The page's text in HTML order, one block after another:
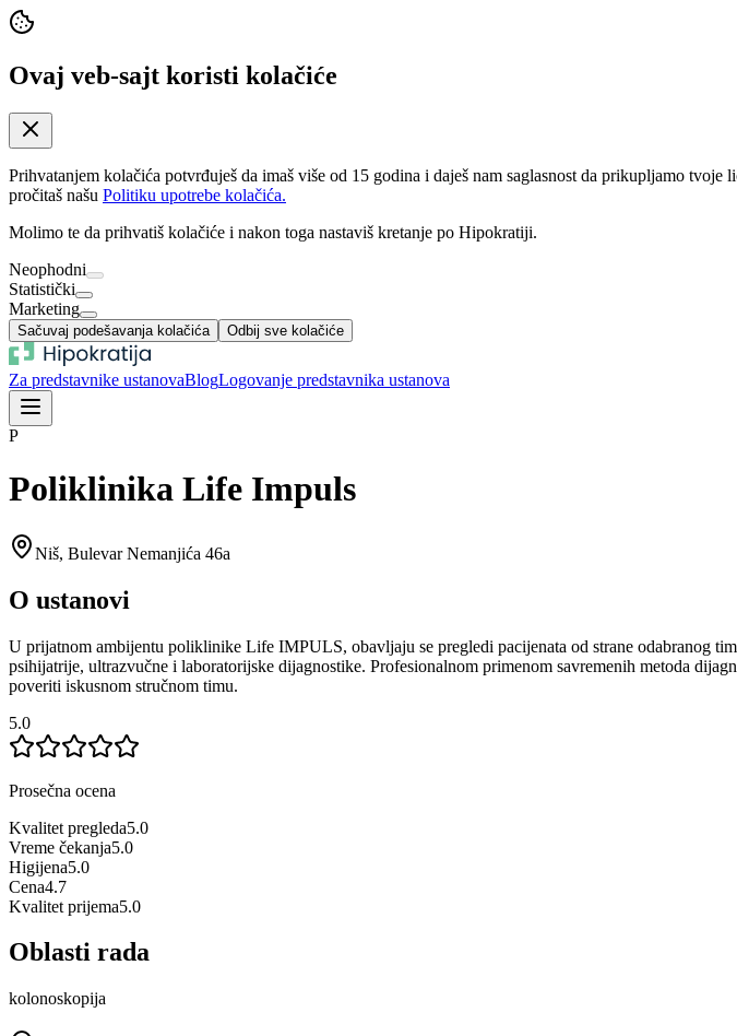
Ovaj veb-sajt koristi kolačiće
Prihvatanjem kolačića potvrđuješ da imaš više od 15 godina i daješ nam saglasnost da prikupljamo
pročitaš našu Politiku upotrebe kolačića.
Molimo te da prihvatiš kolačiće i nakon toga nastaviš kretanje po Hipokratiji.
Neophodni
Statistički
Marketing
Sačuvaj podešavanja kolačića Odbij sve kolačiće
Za predstavnike ustanovaBlogLogovanje predstavnika ustanova
P
Poliklinika Life Impuls
Niš, Bulevar Nemanjića 46a
O ustanovi
U prijatnom ambijentu poliklinike Life IMPULS, obavljaju se pregledi pacijenata od strane odabranog
psihijatrije, ultrazvučne i laboratorijske dijagnostike. Profesionalnom primenom savremenih metoda
poveriti iskusnom stručnom timu.
5.0
Prosečna ocena
Kvalitet pregleda5.0
Vreme čekanja5.0
Higijena5.0
Cena4.7
Kvalitet prijema5.0
Oblasti rada
kolonoskopija